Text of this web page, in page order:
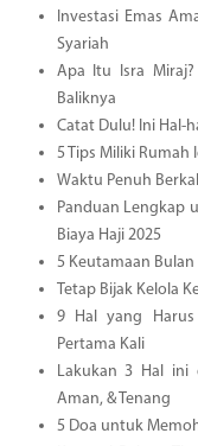
Investasi Emas
Syariah
Apa Itu Isra
Baliknya
Catat Dulu! Ini Hal-
5 Tips Miliki Rumah
Waktu Penuh
Panduan Lengkap
Biaya Haji 2025
5 Keutamaan
Tetap Bijak Kelola
9 Hal yang
Pertama Kali
Lakukan 3 Hal ini
Aman, & Tenang
5 Doa untuk